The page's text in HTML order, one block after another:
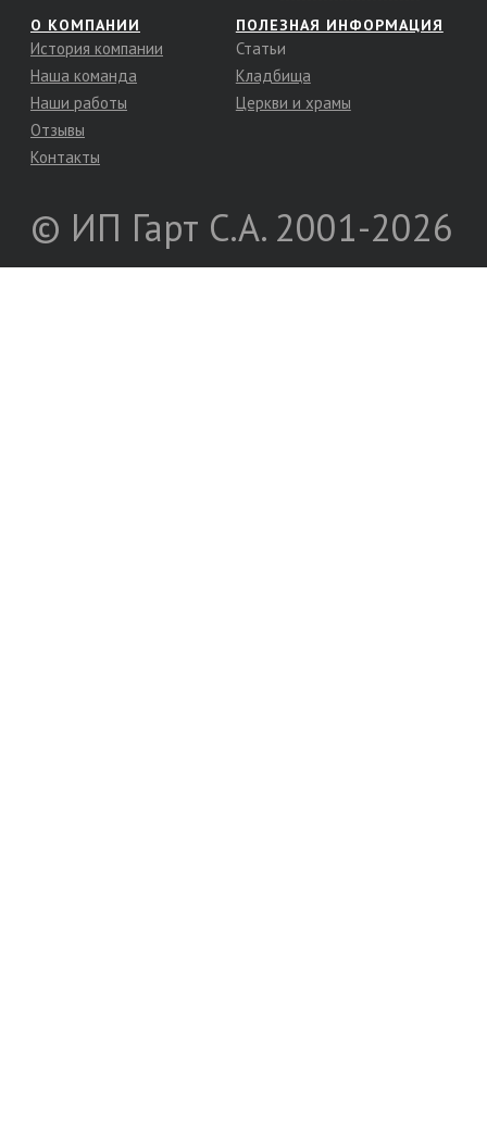
О КОМПАНИИ
История компании
Наша команда
Наши работы
Отзывы
Контакты
ПОЛЕЗНАЯ ИНФОРМАЦИЯ
Статьи
Кладбища
Церкви и храмы
© ИП Гарт С.А. 2001-2026